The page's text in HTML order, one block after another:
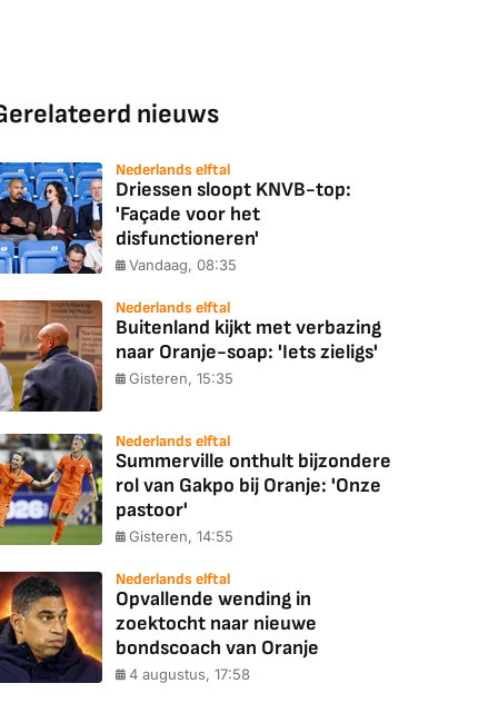
nieuws
Nederlands elftal
Driessen sloopt KNVB-top:
'Façade voor het
disfunctioneren'
Vandaag, 08:35
Nederlands elftal
Buitenland kijkt met verbazing
naar Oranje-soap: 'Iets zieligs'
Gisteren, 15:35
Nederlands elftal
Summerville onthult bijzondere
rol van Gakpo bij Oranje: 'Onze
pastoor'
Gisteren, 14:55
Nederlands elftal
Opvallende wending in
zoektocht naar nieuwe
bondscoach van Oranje
4 augustus, 17:58